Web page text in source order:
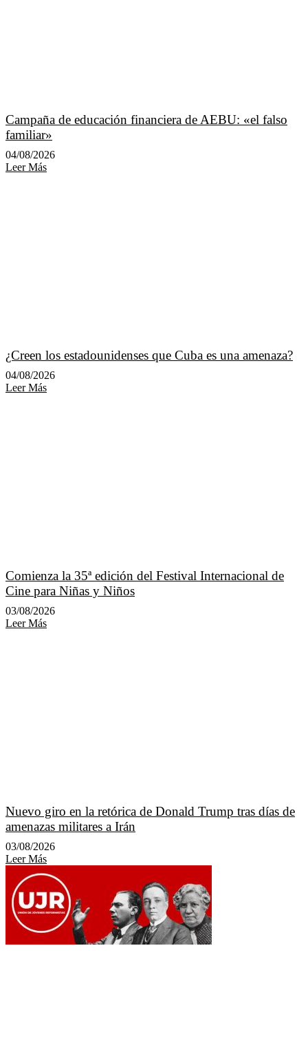
Campaña de educación financiera de AEBU: «el falso
familiar»
04/08/2026
Leer Más
¿Creen los estadounidenses que Cuba es una amenaza?
04/08/2026
Leer Más
Comienza la 35ª edición del Festival Internacional de
Cine para Niñas y Niños
03/08/2026
Leer Más
Nuevo giro en la retórica de Donald Trump tras días de
amenazas militares a Irán
03/08/2026
Leer Más